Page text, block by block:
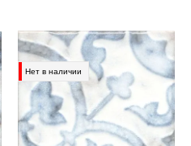
Нет в наличии